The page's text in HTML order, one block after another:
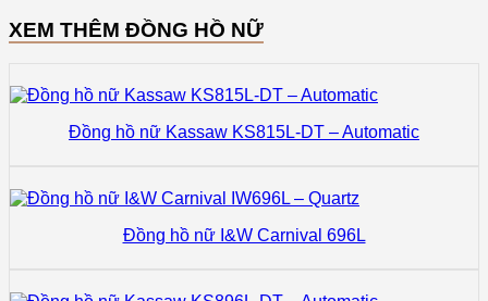
XEM THÊM ĐỒNG HỒ NỮ
Đồng hồ nữ Kassaw KS815L-DT – Automatic
Đồng hồ nữ I&W Carnival 696L